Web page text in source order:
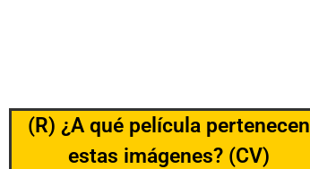
(R) ¿A qué película pertenecen
estas imágenes? (CV)